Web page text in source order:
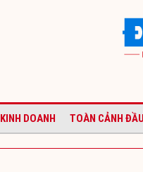
KINH DOANH TOÀN CẢNH